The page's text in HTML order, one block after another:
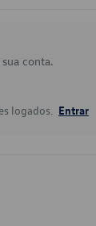
conta.
logados. Entrar